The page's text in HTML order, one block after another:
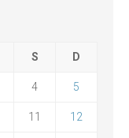
S D
4 5
11 12